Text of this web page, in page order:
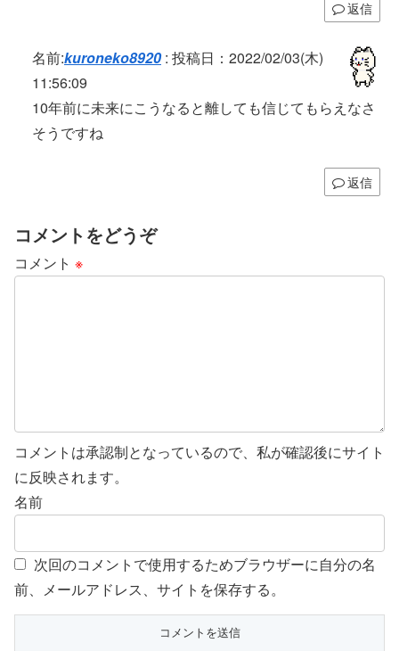
返信
名前:kuroneko8920: 投稿日：2022/02/03(木)
11:56:09
10年前に未来にこうなると離しても信じてもらえなさ
そうですね
返信
コメントをどうぞ
コメント ※
コメントは承認制となっているので、私が確認後にサイト
に反映されます。
名前
次回のコメントで使用するためブラウザーに自分の名
前、メールアドレス、サイトを保存する。